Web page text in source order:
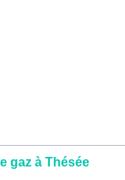
gaz à Thésée